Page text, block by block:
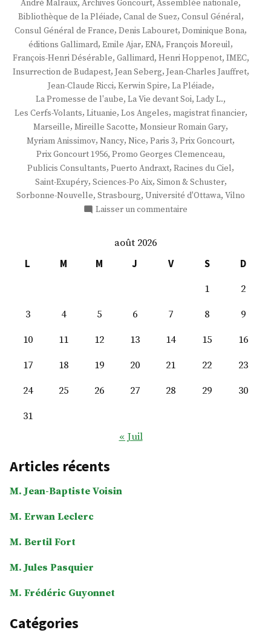
André Malraux, Archives Goncourt, Assemblée nationale,
Bibliothèque de la Pléiade, Canal de Suez, Consul Général,
Consul Général de France, Denis Labouret, Dominique Bona,
éditions Gallimard, Emile Ajar, ENA, François Moreuil,
François-Henri Désérable, Gallimard, Henri Hoppenot, IMEC,
Insurrection de Budapest, Jean Seberg, Jean-Charles Jauffret,
Jean-Claude Ricci, Kerwin Spire, La Pléiade,
La Promesse de l'aube, La Vie devant Soi, Lady L.,
Les Cerfs-Volants, Lituanie, Los Angeles, magistrat financier,
Marseille, Mireille Sacotte, Monsieur Romain Gary,
Myriam Anissimov, Nancy, Nice, Paris 3, Prix Goncourt,
Prix Goncourt 1956, Promo Georges Clemenceau,
Publicis Consultants, Puerto Andraxt, Racines du Ciel,
Saint-Exupéry, Sciences-Po Aix, Simon & Schuster,
Sorbonne-Nouvelle, Strasbourg, Université d'Ottawa, Vilno
Laisser un commentaire
août 2026
L
M M J V S
D
1
2
3
4 5 6 7 8
9
10
11 12 13 14 15
16
17
18 19 20 21 22
23
24
25 26 27 28 29
30
31
« Juil
Articles récents
M. Jean-Baptiste Voisin
M. Erwan Leclerc
M. Bertil Fort
M. Jules Pasquier
M. Frédéric Guyonnet
Catégories